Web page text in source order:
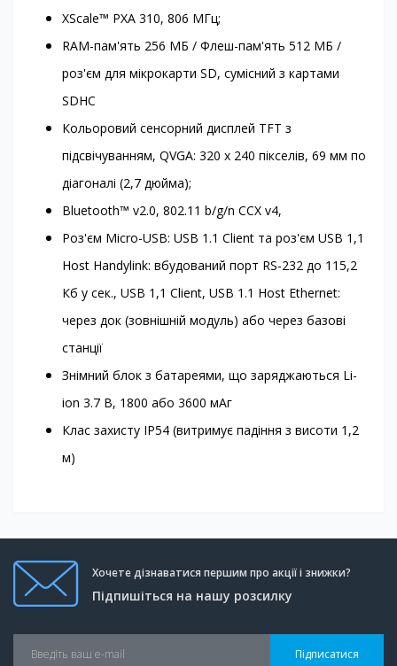
XScale™ PXA 310, 806 МГц;
RAM-пам'ять 256 МБ / Флеш-пам'ять 512 МБ /
роз'єм для мікрокарти SD, сумісний з картами
SDHC
Кольоровий сенсорний дисплей TFT з
підсвічуванням, QVGA: 320 x 240 пікселів, 69 мм по
діагоналі (2,7 дюйма);
Bluetooth™ v2.0, 802.11 b/g/n CCX v4,
Роз'єм Micro-USB: USB 1.1 Client та роз'єм USB 1,1
Host Handylink: вбудований порт RS-232 до 115,2
Кб у сек., USB 1,1 Client, USB 1.1 Host Ethernet:
через док (зовнішній модуль) або через базові
станції
Знімний блок з батареями, що заряджаються Li-
ion 3.7 В, 1800 або 3600 мАг
Клас захисту IP54 (витримує падіння з висоти 1,2
м)
Хочете дізнаватися першим про акції і знижки?
Підпишіться на нашу розсилку
Підписатися